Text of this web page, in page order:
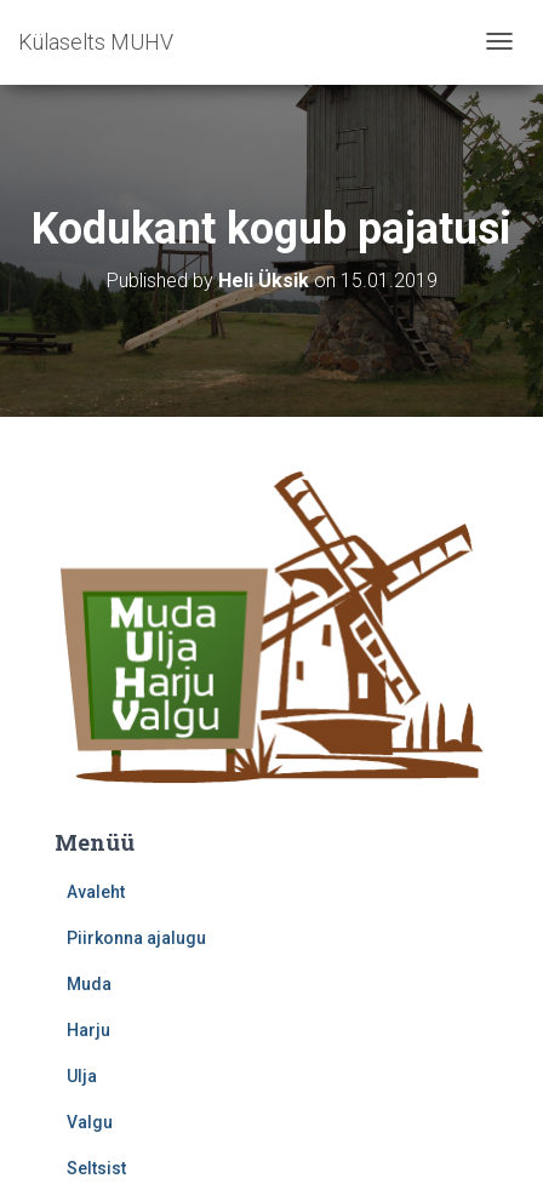
Külaselts MUHV
O
G
L
E
N
A
V
I
G
T
Kodukant kogub pajatusi
Published byHeli Üksikon 15.01.2019
Menüü
Avaleht
Piirkonna ajalugu
Muda
Harju
Ulja
Valgu
Seltsist